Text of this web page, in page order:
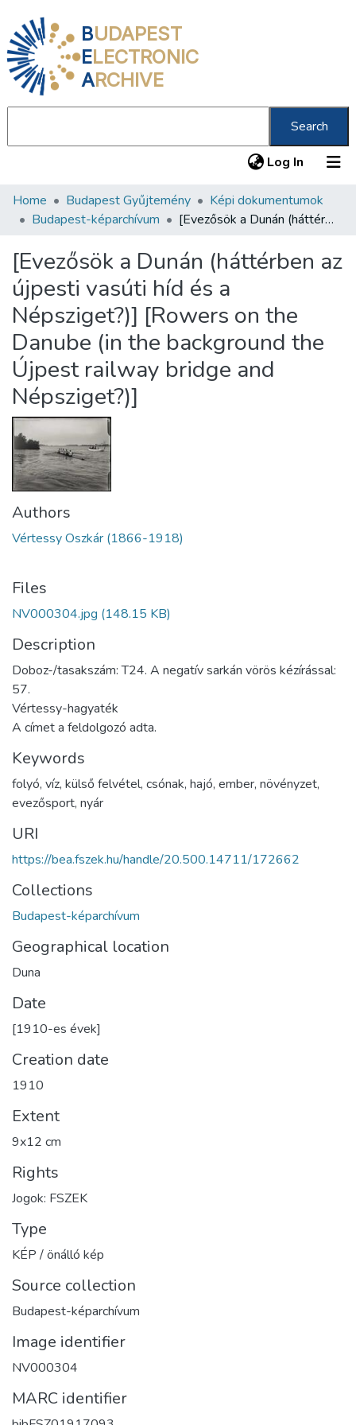
BUDAPEST
ELECTRONIC
ARCHIVE
Search
Log In (current)
Communities & Collections
Statistics
About us
Home Budapest Gyűjtemény
Képi dokumentumok
Budapest-képarchívum
[Evezősök a Dunán (háttérben az újpesti vasúti híd és a Népsziget?)] [Rowers on the Danube (in the background the Újpest railway bridge and Népsziget?)]
[Evezősök a Dunán (háttérben az
újpesti vasúti híd és a
Népsziget?)] [Rowers on the
Danube (in the background the
Újpest railway bridge and
Népsziget?)]
Authors
Vértessy Oszkár (1866-1918)
Files
NV000304.jpg (148.15 KB)
Description
Doboz-/tasakszám: T24. A negatív sarkán vörös kézírással:
57.
Vértessy-hagyaték
A címet a feldolgozó adta.
Keywords
folyó, víz, külső felvétel, csónak, hajó, ember, növényzet,
evezősport, nyár
URI
https://bea.fszek.hu/handle/20.500.14711/172662
Collections
Budapest-képarchívum
Geographical location
Duna
Date
[1910-es évek]
Creation date
1910
Extent
9x12 cm
Rights
Jogok: FSZEK
Type
KÉP / önálló kép
Source collection
Budapest-képarchívum
Image identifier
NV000304
MARC identifier